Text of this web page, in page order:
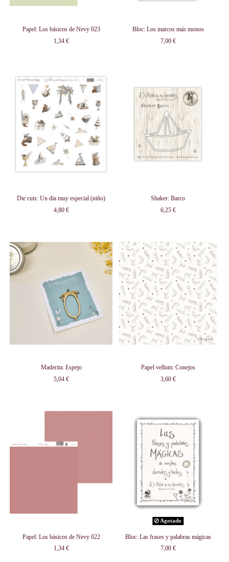
Papel: Los básicos de Nevy 023
1,34 €
Bloc: Los marcos más monos
7,00 €
Die cuts: Un día muy especial (niño)
4,80 €
Shaker: Barco
6,25 €
Maderita: Espejo
5,04 €
Papel vellum: Conejos
3,60 €
Papel: Los básicos de Nevy 022
1,34 €
Agotado
Bloc: Las frases y palabras mágicas
7,00 €